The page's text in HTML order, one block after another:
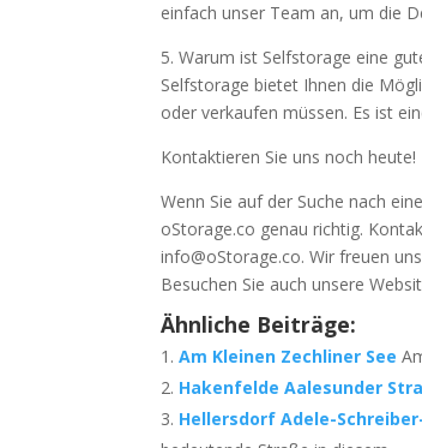
einfach unser Team an, um die
5. Warum ist Selfstorage eine
Selfstorage bietet Ihnen die
oder verkaufen müssen. Es ist
Kontaktieren Sie uns noch heute!
Wenn Sie auf der Suche nach
oStorage.co genau richtig.
info@oStorage.co. Wir freuen
Besuchen Sie auch unsere
Ähnliche Beiträge:
Am Kleinen Zechliner See
Hakenfelde Aalesunder
Hellersdorf Adele-